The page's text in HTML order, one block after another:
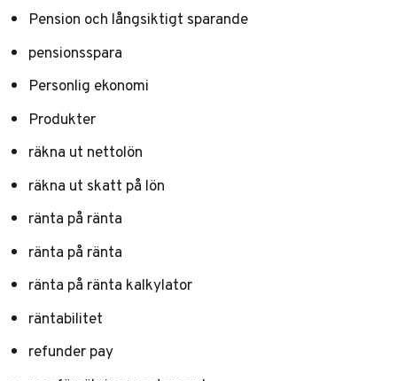
Pension och långsiktigt sparande
pensionsspara
Personlig ekonomi
Produkter
räkna ut nettolön
räkna ut skatt på lön
ränta på ränta
ränta på ränta
ränta på ränta kalkylator
räntabilitet
refunder pay